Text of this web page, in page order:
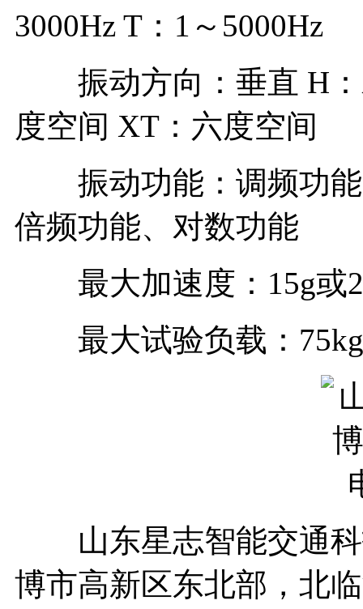
3000Hz T：1～5000Hz
振动方向：垂直 H：
度空间 XT：六度空间
振动功能：调频功能
倍频功能、对数功能
最大加速度：15g或
最大试验负载：75kg
山东星志智能交通科
博市高新区东北部，北